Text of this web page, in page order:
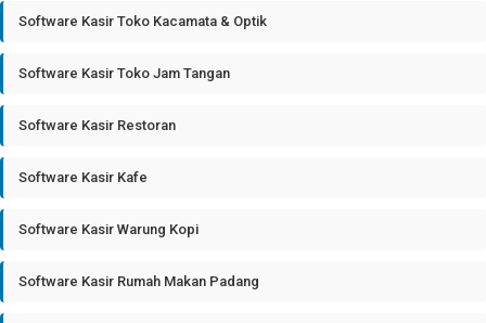
Software Kasir Toko Kacamata & Optik
Software Kasir Toko Jam Tangan
Software Kasir Restoran
Software Kasir Kafe
Software Kasir Warung Kopi
Software Kasir Rumah Makan Padang